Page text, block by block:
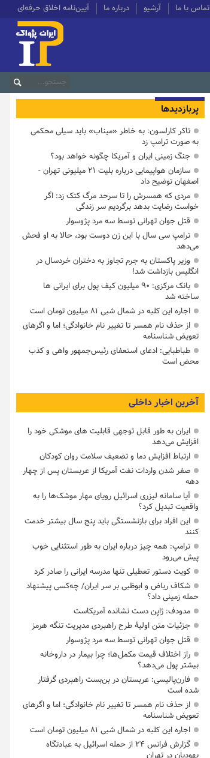
تماس با ما آرشیو درباره ما آیین‌نامه اخلاق حرفه‌ای
پربازدیدها
تاکر کارلسون: به خاطر «میناب» باید سیلی محکمی
به صورت ترامپ زد
جنگ زمینی ایران و آمریکا چگونه خواهد بود؟
سازمان هواپیمایی درباره بلیت ۲۱ میلیونی تهران -
اصفهان توضیح داد
مردی که همسرش را تا سرحد مرگ کتک زد: اگر
خواست رضایت بدهد برگردیم سر زندگی
قتل جوان تهرانی توسط سه مرد پژوسوار
ترامپ سی سال با این زن دوست بود، حالا به او فحش
می‌دهد
وزیر پاکستان به جرم تجاوز به دختران خردسال در
انگلیس بازداشت شد!
بانک مرکزی: ۹۰ میلیون کیف پول برای ایرانی ها
ساخته شد
اجاره این کلبه در شمال شبی ۸۱ میلیون تومان است
از حذف نام همسر تا تغییر نام خانوادگی؛ اما و اگرهای
تعویض شناسنامه
طباطبایی: ادعای استعفای رئیس‌جمهور واهی و کذب
محض است
آخرین اخبار داخلی
ایران به طور قابل توجهی قابلیت های موشکی خود را
افزایش می‌دهد
ارتباط افزایش دما و تضعیف سلامت روان کودکان
صفر شدن واردات نفت آمریکا از عربستان پس از چهار
دهه
آیا سامانه لیزری اسرائیل رویای مهار موشک‌ها را به
واقعیت تبدیل کرد؟
این افراد برای بازنشستگی باید پنج سال بیشتر خدمت
کنند
ترامپ: همه چیز درباره ایران به طور استثنایی خوب
پیش می‌رود
کویت دستور تعطیلی تنها مدرسه ایرانی را صادر کرد
شکاف ریاض و ابوظبی بر سر ایران/ چه‌کسی پیشنهاد
حمله زمینی داد؟
مدودف: ژاپن دست نشانده آمریکاست
جزئیات متن اولیۀ طرح راهبردی مدیریت تنگه هرمز
قتل جوان تهرانی توسط سه مرد پژوسوار
راز اختلاف قیمت مکمل‌ها؛ چرا بیمار در داروخانه
بیشتر پول می‌دهد؟
فارن‌پالیسی: عربستان در بن‌بست راهبردی گرفتار
شده است
از حذف نام همسر تا تغییر نام خانوادگی؛ اما و اگرهای
تعویض شناسنامه
اجاره این کلبه در شمال شبی ۸۱ میلیون تومان است
گزارش فرانس ۲۴ از حمله اسرائیل به عبادتگاه
یهودیان در تهران